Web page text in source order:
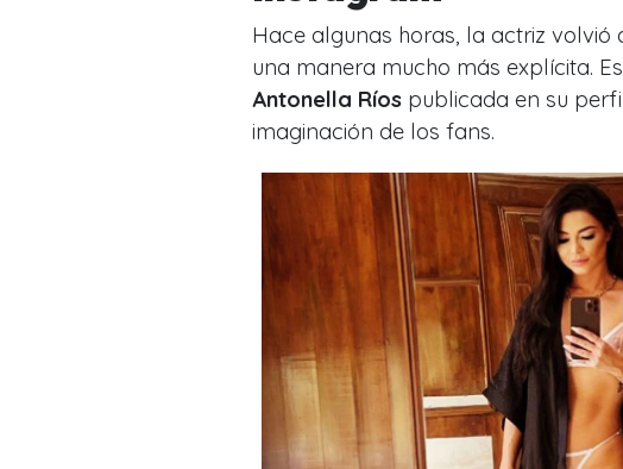
Hace algunas horas, la actriz
una manera mucho más explícita.
Antonella Ríos publicada en su
imaginación de los fans.